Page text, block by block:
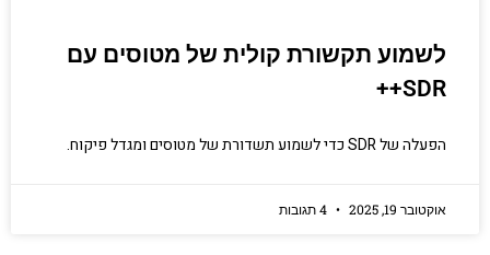
לשמוע תקשורת קולית של מטוסים עם
SDR++
הפעלה של SDR כדי לשמוע תשדורת של מטוסים ומגדל פיקוח.
אוקטובר 19, 2025